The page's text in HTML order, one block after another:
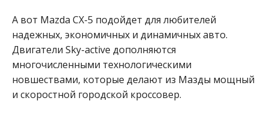
А вот Mazda CX-5 подойдет для любителей
надежных, экономичных и динамичных авто.
Двигатели Sky-active дополняются
многочисленными технологическими
новшествами, которые делают из Мазды мощный
и скоростной городской кроссовер.